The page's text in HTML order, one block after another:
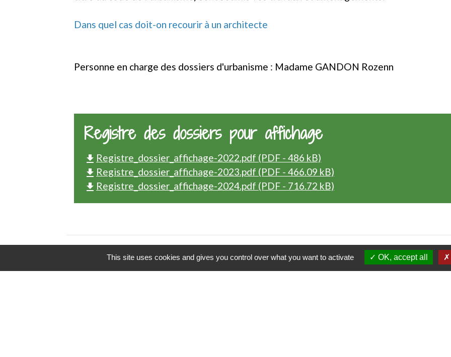
Dans quel cas doit-on recourir à un architecte
Personne en charge des dossiers d'urbanisme : Madame GANDON Rozenn
Registre des dossiers pour affichage
file_download Registre_dossier_affichage-2022.pdf (PDF - 486 kB)
file_download Registre_dossier_affichage-2023.pdf (PDF - 466.09 kB)
file_download Registre_dossier_affichage-2024.pdf (PDF - 716.72 kB)
This site uses cookies and gives you control over what you want to activate OK, accept all